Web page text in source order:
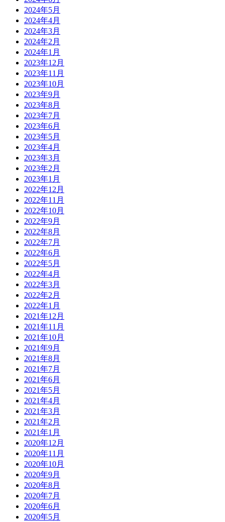
2024年5月
2024年4月
2024年3月
2024年2月
2024年1月
2023年12月
2023年11月
2023年10月
2023年9月
2023年8月
2023年7月
2023年6月
2023年5月
2023年4月
2023年3月
2023年2月
2023年1月
2022年12月
2022年11月
2022年10月
2022年9月
2022年8月
2022年7月
2022年6月
2022年5月
2022年4月
2022年3月
2022年2月
2022年1月
2021年12月
2021年11月
2021年10月
2021年9月
2021年8月
2021年7月
2021年6月
2021年5月
2021年4月
2021年3月
2021年2月
2021年1月
2020年12月
2020年11月
2020年10月
2020年9月
2020年8月
2020年7月
2020年6月
2020年5月